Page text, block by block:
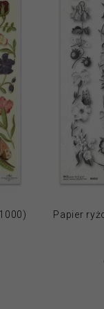
Papier